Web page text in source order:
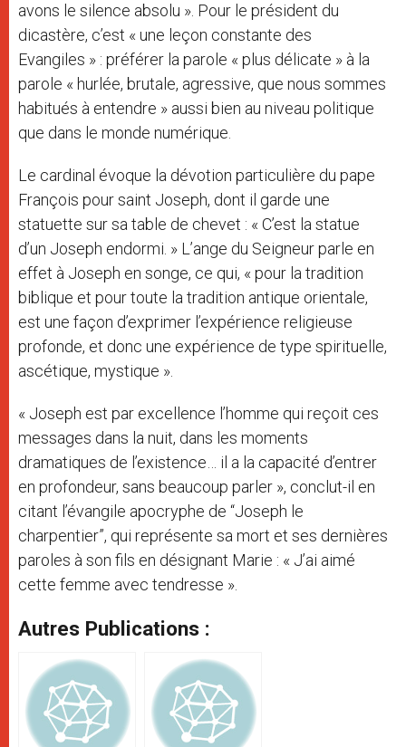
avons le silence absolu ». Pour le président du
dicastère, c’est « une leçon constante des
Evangiles » : préférer la parole « plus délicate » à la
parole « hurlée, brutale, agressive, que nous sommes
habitués à entendre » aussi bien au niveau politique
que dans le monde numérique.
Le cardinal évoque la dévotion particulière du pape
François pour saint Joseph, dont il garde une
statuette sur sa table de chevet : « C’est la statue
d’un Joseph endormi. » L’ange du Seigneur parle en
effet à Joseph en songe, ce qui, « pour la tradition
biblique et pour toute la tradition antique orientale,
est une façon d’exprimer l’expérience religieuse
profonde, et donc une expérience de type spirituelle,
ascétique, mystique ».
« Joseph est par excellence l’homme qui reçoit ces
messages dans la nuit, dans les moments
dramatiques de l’existence… il a la capacité d’entrer
en profondeur, sans beaucoup parler », conclut-il en
citant l’évangile apocryphe de “Joseph le
charpentier”, qui représente sa mort et ses dernières
paroles à son fils en désignant Marie : « J’ai aimé
cette femme avec tendresse ».
Autres Publications :